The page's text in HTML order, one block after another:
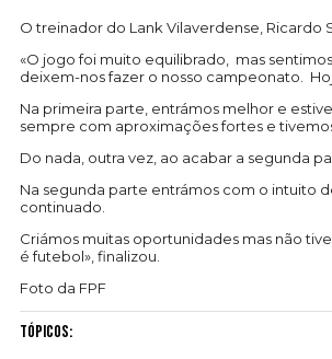
O treinador do Lank Vilaverdense, Ricardo
«O jogo foi muito equilibrado, mas
deixem-nos fazer o nosso campeonato.
Na primeira parte, entrámos melhor e
sempre com aproximações fortes e
Do nada, outra vez, ao acabar a segunda
Na segunda parte entrámos com o intuito
continuado.
Criámos muitas oportunidades mas não
é futebol», finalizou.
Foto da FPF
Tópicos: